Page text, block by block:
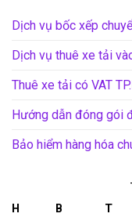
Dịch vụ bốc xếp
Dịch vụ thuê xe tải
Thuê xe tải có VAT
Hướng dẫn đóng gói
Bảo hiểm hàng hóa
H B T